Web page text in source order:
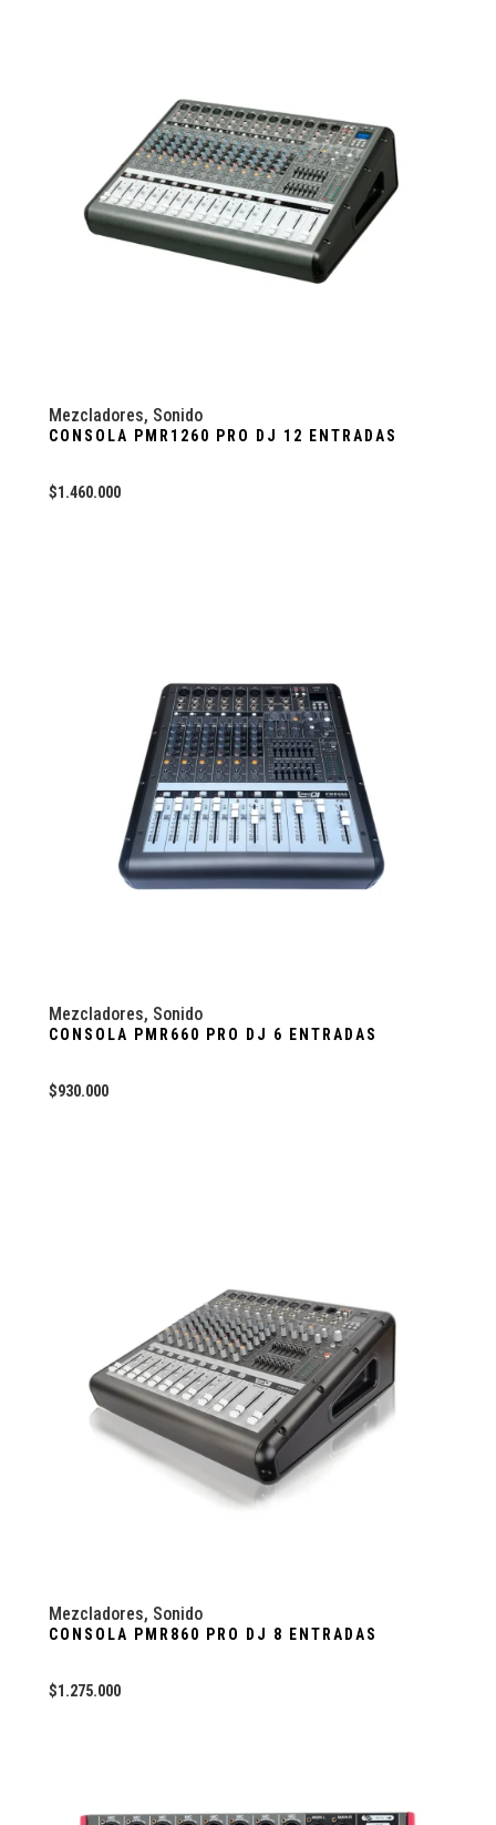
Mezcladores, Sonido
CONSOLA PMR1260 PRO DJ 12 ENTRADAS
$1.460.000
Mezcladores, Sonido
CONSOLA PMR660 PRO DJ 6 ENTRADAS
$930.000
Mezcladores, Sonido
CONSOLA PMR860 PRO DJ 8 ENTRADAS
$1.275.000